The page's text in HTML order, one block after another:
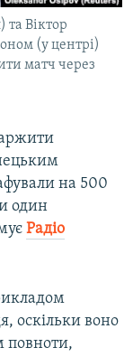
Віктор
(у центрі)
матч через
на 500
один
Радіо
оскільки воно
повноти,